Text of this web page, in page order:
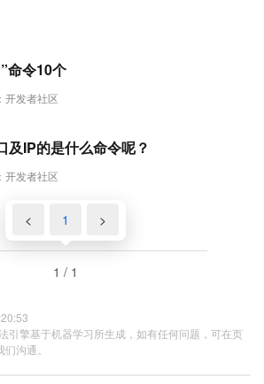
ip ...
开发者社区
命令10个
开发者社区
及IP的是什么命令呢？
< 1 >
1 / 1
引擎基于机器学习所生成，如有任何问题，可在页
沟通。